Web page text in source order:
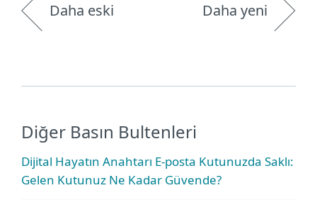
Daha eski Daha yeni
Diğer Basın Bultenleri
Dijital Hayatın Anahtarı E-posta Kutunuzda Saklı:
Gelen Kutunuz Ne Kadar Güvende?